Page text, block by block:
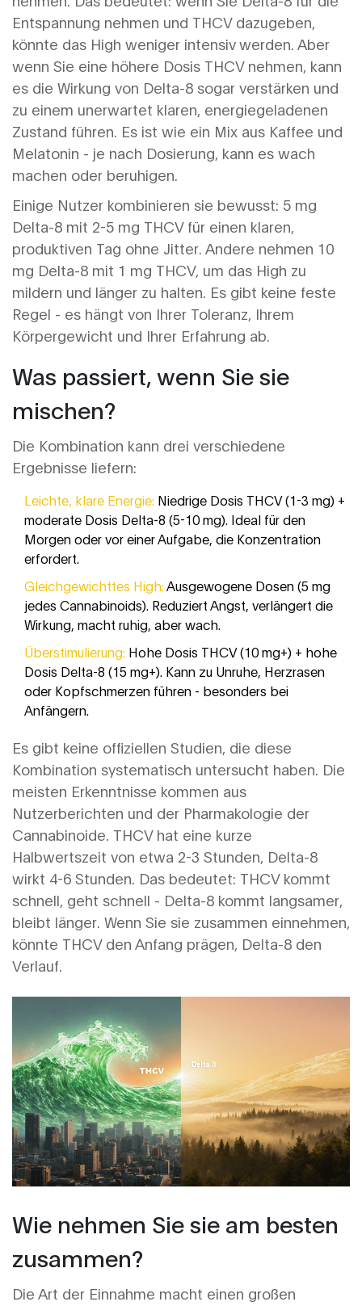
Entspannung nehmen und THCV dazugeben,
könnte das High weniger intensiv werden. Aber
wenn Sie eine höhere Dosis THCV nehmen, kann
es die Wirkung von Delta-8 sogar verstärken und
zu einem unerwartet klaren, energiegeladenen
Zustand führen. Es ist wie ein Mix aus Kaffee und
Melatonin - je nach Dosierung, kann es wach
machen oder beruhigen.
Einige Nutzer kombinieren sie bewusst: 5 mg
Delta-8 mit 2-5 mg THCV für einen klaren,
produktiven Tag ohne Jitter. Andere nehmen 10
mg Delta-8 mit 1 mg THCV, um das High zu
mildern und länger zu halten. Es gibt keine feste
Regel - es hängt von Ihrer Toleranz, Ihrem
Körpergewicht und Ihrer Erfahrung ab.
Was passiert, wenn Sie sie
mischen?
Die Kombination kann drei verschiedene
Ergebnisse liefern:
Leichte, klare Energie: Niedrige Dosis THCV (1-3 mg) +
moderate Dosis Delta-8 (5-10 mg). Ideal für den
Morgen oder vor einer Aufgabe, die Konzentration
erfordert.
Gleichgewichttes High:Ausgewogene Dosen (5 mg
jedes Cannabinoids). Reduziert Angst, verlängert die
Wirkung, macht ruhig, aber wach.
Überstimulierung: Hohe Dosis THCV (10 mg+) + hohe
Dosis Delta-8 (15 mg+). Kann zu Unruhe, Herzrasen
oder Kopfschmerzen führen - besonders bei
Anfängern.
Es gibt keine offiziellen Studien, die diese
Kombination systematisch untersucht haben. Die
meisten Erkenntnisse kommen aus
Nutzerberichten und der Pharmakologie der
Cannabinoide. THCV hat eine kurze
Halbwertszeit von etwa 2-3 Stunden, Delta-8
wirkt 4-6 Stunden. Das bedeutet: THCV kommt
schnell, geht schnell - Delta-8 kommt langsamer,
bleibt länger. Wenn Sie sie zusammen einnehmen,
könnte THCV den Anfang prägen, Delta-8 den
Verlauf.
Wie nehmen Sie sie am besten
zusammen?
Die Art der Einnahme macht einen großen